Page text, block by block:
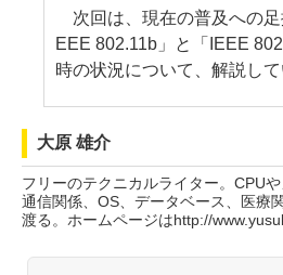
次回は、現在の普及への足
EEE 802.11b」と「IEEE
時の状況について、解説して
大原 雄介
フリーのテクニカルライター。CPU
通信関係、OS、データベース、医療
渡る。ホームページはhttp://